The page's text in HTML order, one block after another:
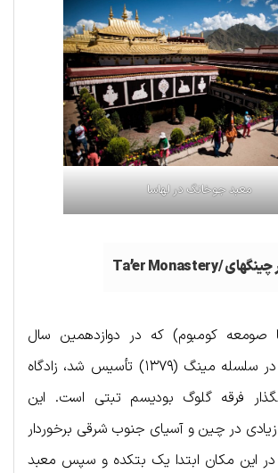
معبد جوخانگ در لهاسا
/
Ta’er Monastery
صومعه کومبوم) که در دوازدهمین سال
سلطنت هونگوو در سلسله مینگ (۱۳۷۹) تأسیس شد، زادگاه
فرقه گلوگ بودیسم تبتی است. این
در چین و آسیای جنوب شرقی برخوردار
در این مکان ابتدا یک بتکده و سپس معبد